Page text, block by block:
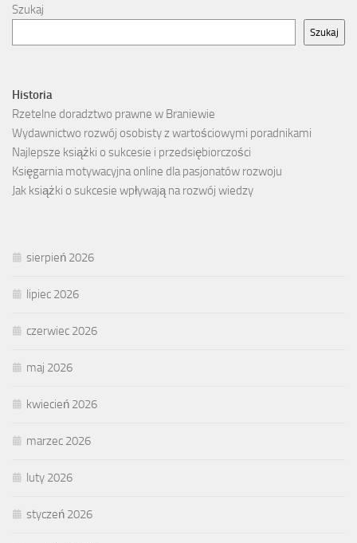
Szukaj
Szukaj
Historia
Rzetelne doradztwo prawne w Braniewie
Wydawnictwo rozwój osobisty z wartościowymi poradnikami
Najlepsze książki o sukcesie i przedsiębiorczości
Księgarnia motywacyjna online dla pasjonatów rozwoju
Jak książki o sukcesie wpływają na rozwój wiedzy
sierpień 2026
lipiec 2026
czerwiec 2026
maj 2026
kwiecień 2026
marzec 2026
luty 2026
styczeń 2026